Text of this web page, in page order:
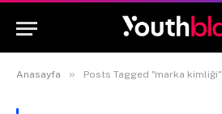
Anasayfa » Posts Tagged "marka kimliği"